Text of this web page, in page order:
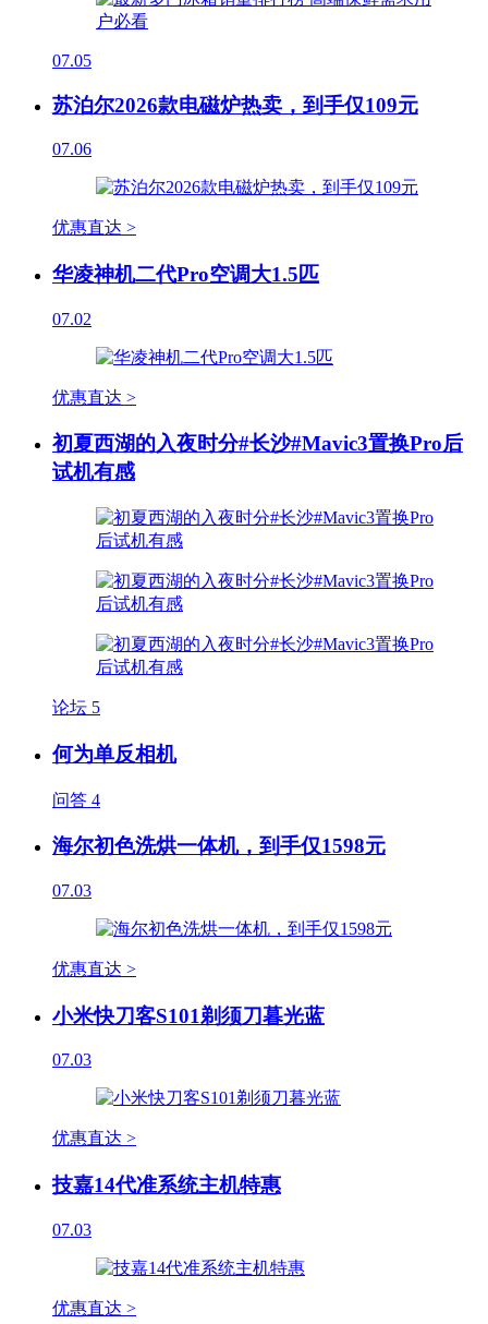
07.05
苏泊尔2026款电磁炉热卖，到手仅109元
07.06
优惠直达 >
华凌神机二代Pro空调大1.5匹
07.02
优惠直达 >
初夏西湖的入夜时分#长沙#Mavic3置换Pro后
试机有感
论坛 5
何为单反相机
问答 4
海尔初色洗烘一体机，到手仅1598元
07.03
优惠直达 >
小米快刀客S101剃须刀暮光蓝
07.03
优惠直达 >
技嘉14代准系统主机特惠
07.03
优惠直达 >